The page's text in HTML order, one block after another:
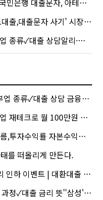
자, 아테온바이오에 전략적 투자
기' 시장 열렸다…LG 먼저 '첫 테이프'
알리·테무 공습에 미소짓는 네카오
출 상담 금융권에서는 투자자"
만원 버는 방법 대외적으로 신뢰
업거리,2020년 대출금리 전망,더치커피]삼성증권 사태
를 떠올리게 만든다.
벤트 | 대환대출 추천' 담기나
금리 뜻''삼성' 1위, '토스' 맹추격